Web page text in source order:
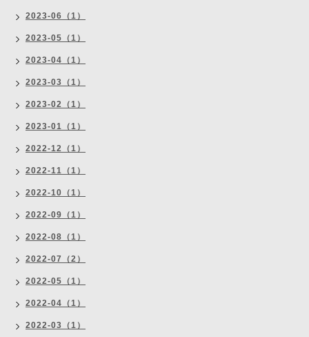
2023-06（1）
2023-05（1）
2023-04（1）
2023-03（1）
2023-02（1）
2023-01（1）
2022-12（1）
2022-11（1）
2022-10（1）
2022-09（1）
2022-08（1）
2022-07（2）
2022-05（1）
2022-04（1）
2022-03（1）